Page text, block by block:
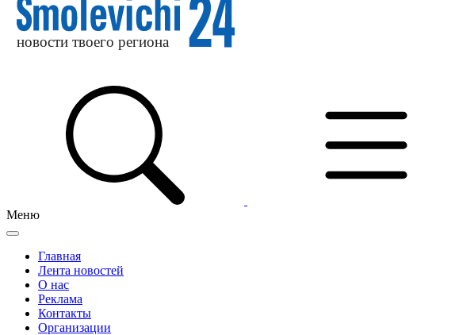
Меню
Главная
Лента новостей
О нас
Реклама
Контакты
Организации